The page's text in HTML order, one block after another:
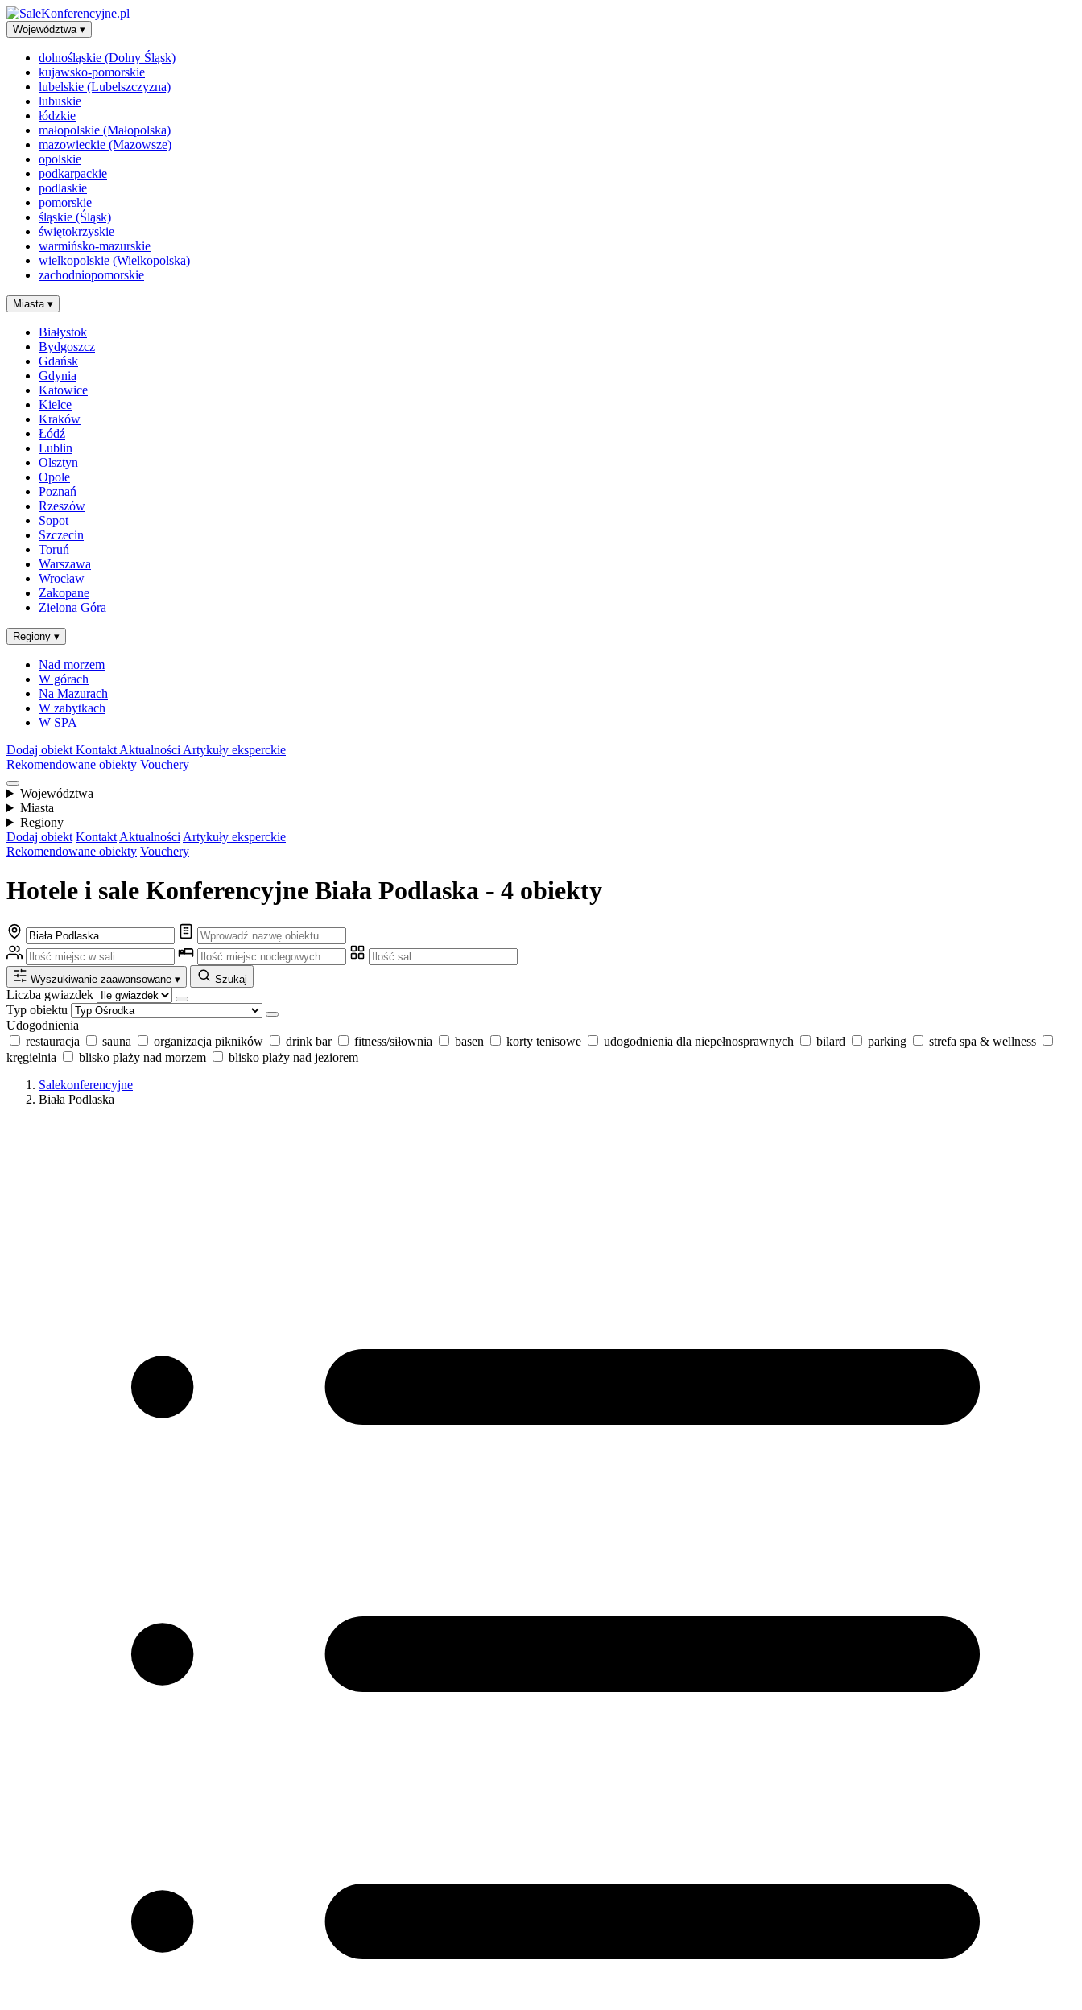
Województwa ▾
dolnośląskie (Dolny Śląsk)
kujawsko-pomorskie
lubelskie (Lubelszczyzna)
lubuskie
łódzkie
małopolskie (Małopolska)
mazowieckie (Mazowsze)
opolskie
podkarpackie
podlaskie
pomorskie
śląskie (Śląsk)
świętokrzyskie
warmińsko-mazurskie
wielkopolskie (Wielkopolska)
zachodniopomorskie
Miasta ▾
Białystok
Bydgoszcz
Gdańsk
Gdynia
Katowice
Kielce
Kraków
Łódź
Lublin
Olsztyn
Opole
Poznań
Rzeszów
Sopot
Szczecin
Toruń
Warszawa
Wrocław
Zakopane
Zielona Góra
Regiony ▾
Nad morzem
W górach
Na Mazurach
W zabytkach
W SPA
Dodaj obiekt Kontakt Aktualności Artykuły eksperckie
Rekomendowane obiekty Vouchery
Województwa
Miasta
Regiony
Dodaj obiekt Kontakt Aktualności Artykuły eksperckie
Rekomendowane obiekty Vouchery
Hotele i sale Konferencyjne Biała Podlaska - 4 obiekty
Wyszukiwanie zaawansowane ▾ Szukaj
Liczba gwiazdek
Typ obiektu
Udogodnienia
restauracja
sauna organizacja pikników drink bar fitness/siłownia basen korty tenisowe udogodnienia dla niepełnosprawnych bilard parking
strefa spa & wellness
kręgielnia
blisko plaży nad morzem
blisko plaży nad jeziorem
Salekonferencyjne
Biała Podlaska